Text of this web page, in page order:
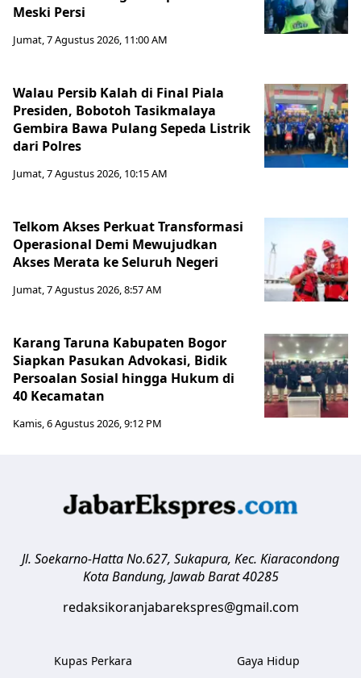
Meski Persi
Jumat, 7 Agustus 2026, 11:00 AM
Walau Persib Kalah di Final Piala
Presiden, Bobotoh Tasikmalaya
Gembira Bawa Pulang Sepeda Listrik
dari Polres
Jumat, 7 Agustus 2026, 10:15 AM
Telkom Akses Perkuat Transformasi
Operasional Demi Mewujudkan
Akses Merata ke Seluruh Negeri
Jumat, 7 Agustus 2026, 8:57 AM
Karang Taruna Kabupaten Bogor
Siapkan Pasukan Advokasi, Bidik
Persoalan Sosial hingga Hukum di
40 Kecamatan
Kamis, 6 Agustus 2026, 9:12 PM
Jl. Soekarno-Hatta No.627, Sukapura, Kec. Kiaracondong
Kota Bandung, Jawab Barat 40285
redaksikoranjabarekspres@gmail.com
Kupas Perkara Gaya Hidup